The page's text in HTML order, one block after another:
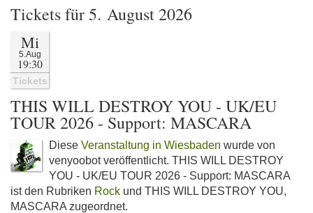
Tickets für 5. August 2026
Mi
5.Aug
19:30
Tickets
THIS WILL DESTROY YOU - UK/EU
TOUR 2026 - Support: MASCARA
Diese Veranstaltung in Wiesbaden wurde von
venyoobot veröffentlicht. THIS WILL DESTROY
YOU - UK/EU TOUR 2026 - Support: MASCARA
ist den Rubriken Rock und THIS WILL DESTROY YOU,
MASCARA zugeordnet.